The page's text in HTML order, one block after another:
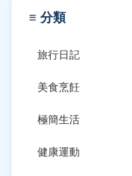
≡ 分類
旅行日記
美食烹飪
極簡生活
健康運動